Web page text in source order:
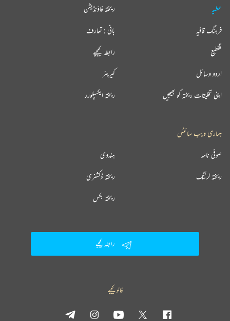
عطیہ
فرہنگ قافیہ
تقطیع
اردو وسائل
اپنی تخلیقات ریختہ کو بھیجیں
ریختہ فاؤنڈیشن
بانی : تعارف
رابطہ کیجیے
کیریئر
ریختہ ایکسپلورر
ہماری ویب سائٹس
ہندوی صوفی نامہ
ریختہ ڈکشنری ریختہ لرننگ
ریختہ بکس
رابطہ کیجیے
فالو کیجیے